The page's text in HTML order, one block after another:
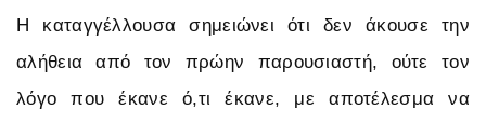
Η καταγγέλλουσα σημειώνει ότι δεν άκουσε την
αλήθεια από τον πρώην παρουσιαστή, ούτε τον
λόγο που έκανε ό,τι έκανε, με αποτέλεσμα να